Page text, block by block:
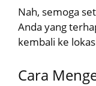
Nah, semoga
Anda yang
kembali ke
Cara